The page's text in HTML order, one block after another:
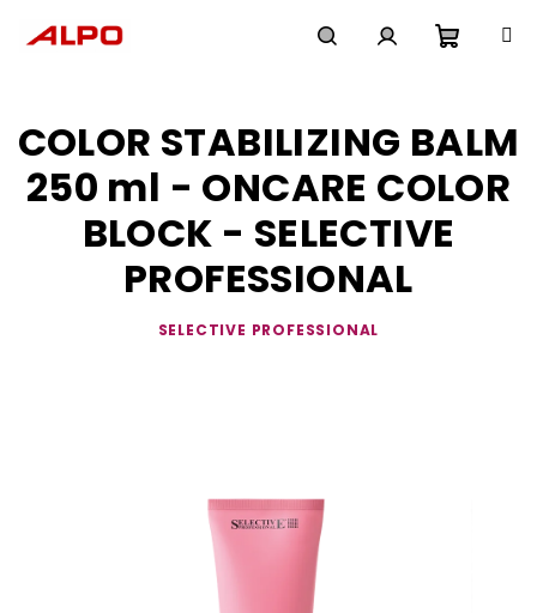
košík
COLOR STABILIZING BALM
250 ml - ONCARE COLOR
BLOCK - SELECTIVE
PROFESSIONAL
SELECTIVE PROFESSIONAL